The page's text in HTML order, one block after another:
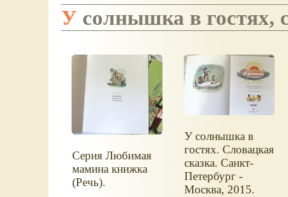
У солнышка в
Серия Любимая
мамина книжка
(Речь).
У солнышка в
гостях. Словацкая
сказка. Санкт-
Петербург -
Москва, 2015.